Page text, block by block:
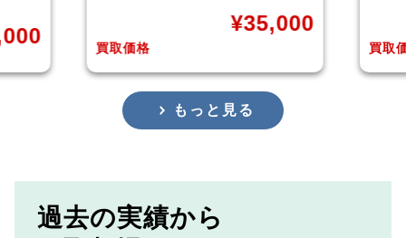
もっと見る
過去の実績から